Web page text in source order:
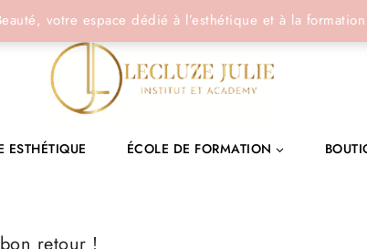
votre espace dédié à l’esthétique et à la
ESTHÉTIQUE ÉCOLE DE FORMATION